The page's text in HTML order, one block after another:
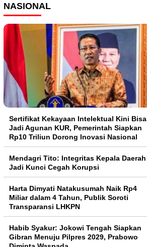
NASIONAL
Sertifikat Kekayaan Intelektual Kini Bisa
Jadi Agunan KUR, Pemerintah Siapkan
Rp10 Triliun Dorong Inovasi Nasional
Mendagri Tito: Integritas Kepala Daerah
Jadi Kunci Cegah Korupsi
Harta Dimyati Natakusumah Naik Rp4
Miliar dalam 4 Tahun, Publik Soroti
Transparansi LHKPN
Habib Syakur: Jokowi Tengah Siapkan
Gibran Menuju Pilpres 2029, Prabowo